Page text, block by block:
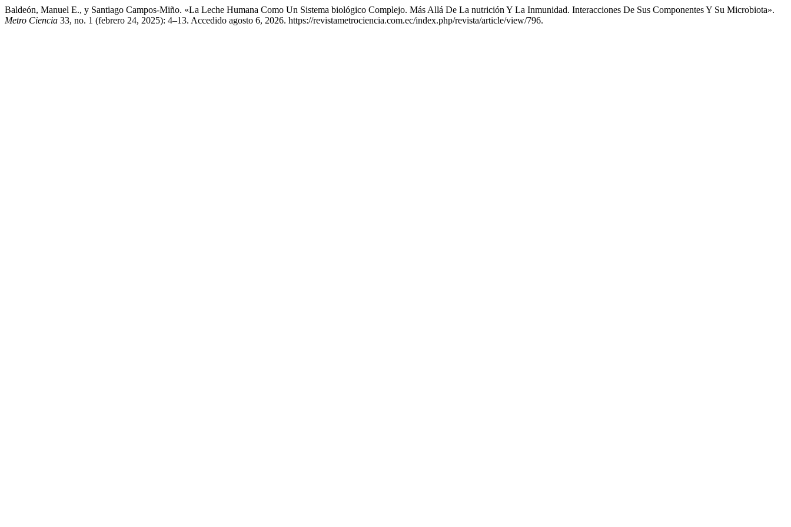
Baldeón, Manuel E., y Santiago Campos-Miño. «La Leche Humana Como Un Sistema biológico Complejo. Más Allá De La nutrición Y La Inmunidad. Interacciones De Sus Componentes Y Su Microbiota».
Metro Ciencia 33, no. 1 (febrero 24, 2025): 4–13. Accedido agosto 6, 2026. https://revistametrociencia.com.ec/index.php/revista/article/view/796.